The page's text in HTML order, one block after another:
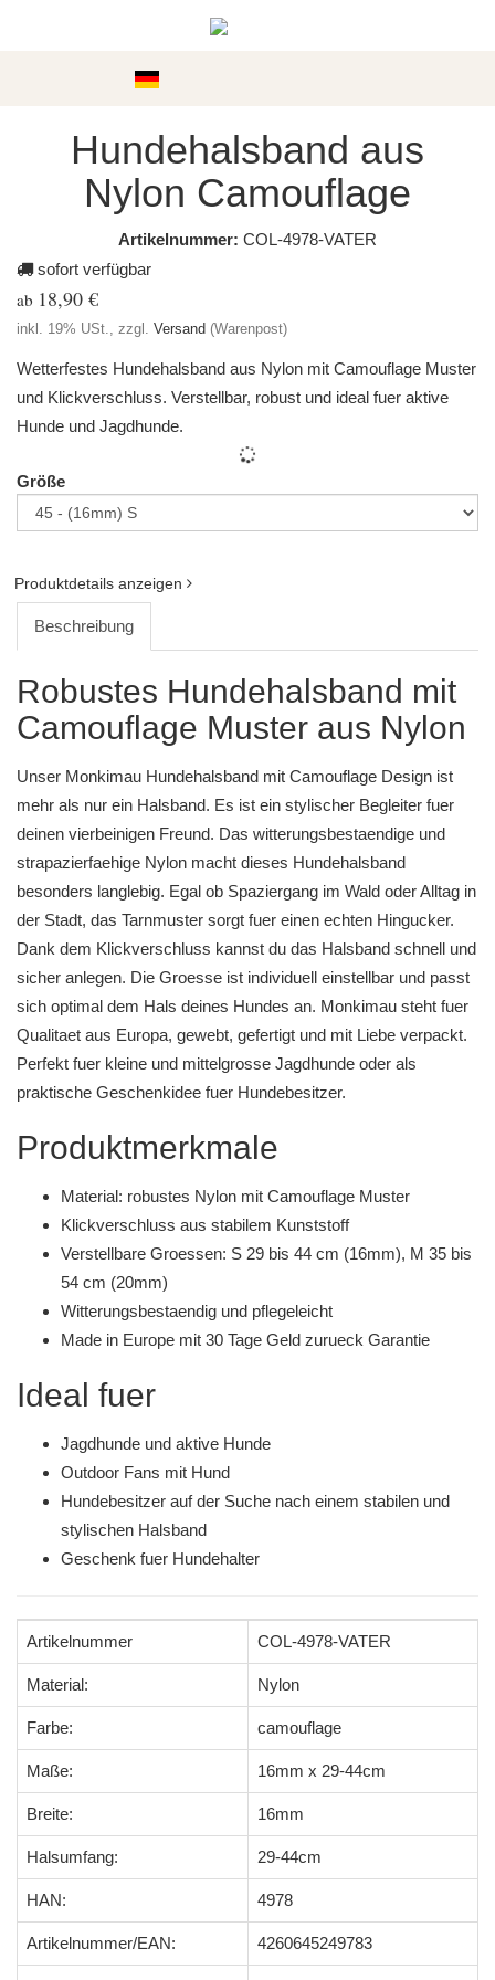
Hundehalsband aus
Nylon Camouflage
Artikelnummer: COL-4978-VATER
sofort verfügbar
ab 18,90 €
inkl. 19% USt., zzgl. Versand (Warenpost)
Wetterfestes Hundehalsband aus Nylon mit Camouflage Muster
und Klickverschluss. Verstellbar, robust und ideal fuer aktive
Hunde und Jagdhunde.
Größe
Produktdetails anzeigen
Beschreibung
Robustes Hundehalsband mit
Camouflage Muster aus Nylon
Unser Monkimau Hundehalsband mit Camouflage Design ist
mehr als nur ein Halsband. Es ist ein stylischer Begleiter fuer
deinen vierbeinigen Freund. Das witterungsbestaendige und
strapazierfaehige Nylon macht dieses Hundehalsband
besonders langlebig. Egal ob Spaziergang im Wald oder Alltag in
der Stadt, das Tarnmuster sorgt fuer einen echten Hingucker.
Dank dem Klickverschluss kannst du das Halsband schnell und
sicher anlegen. Die Groesse ist individuell einstellbar und passt
sich optimal dem Hals deines Hundes an. Monkimau steht fuer
Qualitaet aus Europa, gewebt, gefertigt und mit Liebe verpackt.
Perfekt fuer kleine und mittelgrosse Jagdhunde oder als
praktische Geschenkidee fuer Hundebesitzer.
Produktmerkmale
Material: robustes Nylon mit Camouflage Muster
Klickverschluss aus stabilem Kunststoff
Verstellbare Groessen: S 29 bis 44 cm (16mm), M 35 bis
54 cm (20mm)
Witterungsbestaendig und pflegeleicht
Made in Europe mit 30 Tage Geld zurueck Garantie
Ideal fuer
Jagdhunde und aktive Hunde
Outdoor Fans mit Hund
Hundebesitzer auf der Suche nach einem stabilen und
stylischen Halsband
Geschenk fuer Hundehalter
Artikelnummer COL-4978-VATER
Material: Nylon
Farbe: camouflage
Maße: 16mm x 29-44cm
Breite: 16mm
Halsumfang: 29-44cm
HAN: 4978
Artikelnummer/EAN: 4260645249783